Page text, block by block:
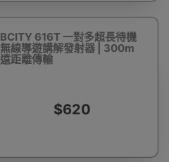
BCITY 616T 一對多超長待機
無線導遊講解發射器 | 300m
遠距離傳輸
$620